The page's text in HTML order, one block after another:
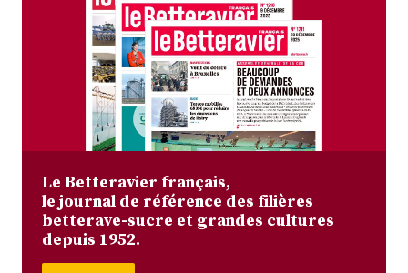
Le Betteravier français,
le journal de référence des filières
betterave-sucre et grandes cultures
depuis 1952.